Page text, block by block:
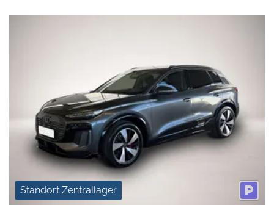
Standort Zentrallager